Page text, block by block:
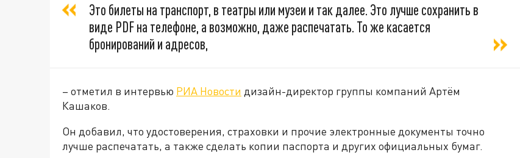
Это билеты на транспорт, в театры или музеи и так далее. Это лучше сохранить в
виде PDF на телефоне, а возможно, даже распечатать. То же касается
бронирований и адресов,
– отметил в интервью РИА Новости дизайн-директор группы компаний Артём
Кашаков.
Он добавил, что удостоверения, страховки и прочие электронные документы точно
лучше распечатать, а также сделать копии паспорта и других официальных бумаг.